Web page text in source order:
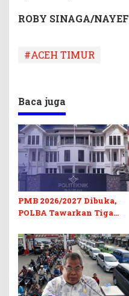
ROBY SINAGA/NAYEF
#ACEH TIMUR
Baca juga
PMB 2026/2027 Dibuka,
POLBA Tawarkan Tiga
Kuliah Gratis